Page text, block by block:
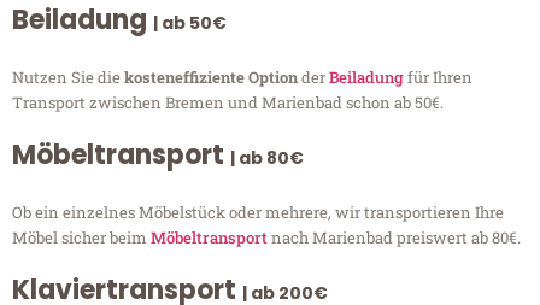
Beiladung | ab 50€
Nutzen Sie diekosteneffiziente OptionderBeiladungfür Ihren
Transport zwischen Bremen und Marienbad schon ab 50€.
Möbeltransport | ab 80€
Ob ein einzelnes Möbelstück oder mehrere, wir transportieren Ihre
Möbel sicher beim Möbeltransportnach Marienbad preiswert ab 80€.
Klaviertransport | ab 200€